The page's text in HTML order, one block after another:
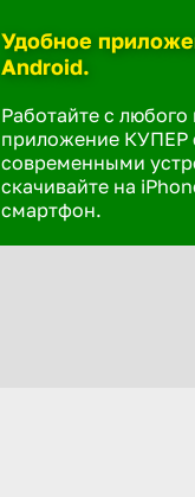
Удобное
Android.
Работайте с
приложение КУПЕР
современными
скачивайте на
смартфон.